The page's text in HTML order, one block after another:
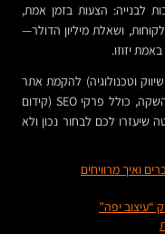
לבנייה: הצעות בזמן אמת,
ושאלת מיליון הדולר—
יזוזו.
וטכנולוגיה) להקמת אתר
מכירות פומביות: מהבחירה במודל העסקי ועד השקה, כולל פרקי SEO (קידום
שיעזרו לכם לבחור נכון ולא
ואיך מרוויחים